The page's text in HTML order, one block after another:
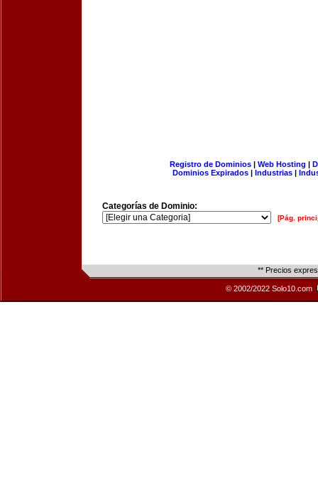
Registro de Dominios| Web Hosting |
Dominios Expirados | Industrias |
Categorías de Dominio:
[Pág.
** Precios
© 2002/2022 Solo10.com